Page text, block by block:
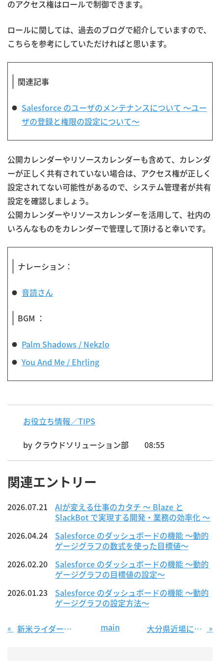
のアクセス権はロールで制御できます。
ロールに関しては、過去のブログで紹介していますので、
こちらを参考にしていただければと思います。
関連記事
Salesforce のユーザのメンテナンスについて ～ユー
ザの登録と権限の設定について～
公開カレンダーやリソースカレンダーも含めて、カレンダ
ーが正しく共有されていない場合は、アクセス権が正しく
設定されてない可能性があるので、システム管理者が共有
設定を確認しましょう。
公開カレンダーやリソースカレンダーを活用して、社内の
いろんなものをカレンダーで管理して頂けると幸いです。
ナレーション：
音読さん
BGM ：
Palm Shadows / Nekzlo
You And Me / Ehrling
お役立ち情報／TIPS
by クラウドソリューション部 08:55
関連エントリー
2026.07.21
AIが変える仕事のカタチ ～ Blaze と
SlackBot で実現する開発・業務の効率化 ～
2026.04.24
Salesforce のダッシュボードの機能 〜動的
ゲージグラフの数式を使った目標値〜
2026.02.20
Salesforce のダッシュボードの機能 〜動的
ゲージグラフの目標値の設定〜
2026.01.23
Salesforce のダッシュボードの機能 〜動的
ゲージグラフの設定方法〜
« 新米ライダーが語るバイクの楽しさ main 大分県近場にある滝巡り »